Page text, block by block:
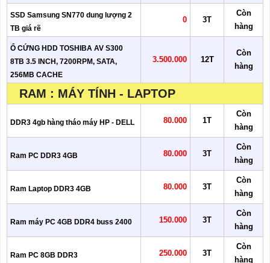
SSD Samsung SN770 dung lượng 2
TB giá rẽ
0 3T
Còn
hàng
Ổ CỨNG HDD TOSHIBA AV S300
8TB 3.5 INCH, 7200RPM, SATA,
256MB CACHE
3.500.000 12T
Còn
hàng
RAM : MÁY TÍNH - LAPTOP
DDR3 4gb hàng tháo máy HP - DELL 80.000 1T
Còn
hàng
Ram PC DDR3 4GB 80.000 3T
Còn
hàng
Ram Laptop DDR3 4GB 80.000 3T
Còn
hàng
Ram máy PC 4GB DDR4 buss 2400 150.000 3T
Còn
hàng
Ram PC 8GB DDR3 250.000 3T
Còn
hàng